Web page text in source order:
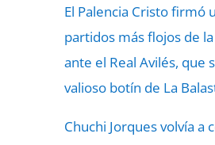
El Palencia Cristo firmó
partidos más flojos de
ante el Real Avilés, que
valioso botín de La
Chuchi Jorques volvía a